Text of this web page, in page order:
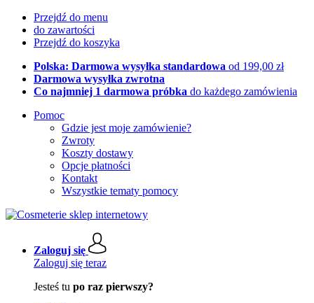
Przejdź do menu
do zawartości
Przejdź do koszyka
Polska: Darmowa wysyłka standardowa od 199,00 zł
Darmowa wysyłka zwrotna
Co najmniej 1 darmowa próbka do każdego zamówienia
Pomoc
Gdzie jest moje zamówienie?
Zwroty
Koszty dostawy
Opcje płatności
Kontakt
Wszystkie tematy pomocy
Zaloguj się
Zaloguj się teraz
Jesteś tu po raz pierwszy?